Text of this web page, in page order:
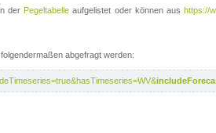
der Pegeltabelle aufgelistet oder können aushttps://
abgefragt werden: